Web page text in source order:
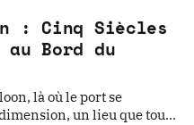
: Cinq Siècles
Bord du
là où le port se
un lieu que tout